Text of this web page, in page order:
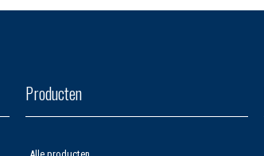
Producten